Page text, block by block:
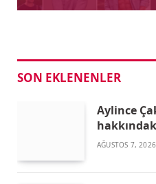
SON EKLENENLER
Aylince
AĞUSTOS 7, 2026